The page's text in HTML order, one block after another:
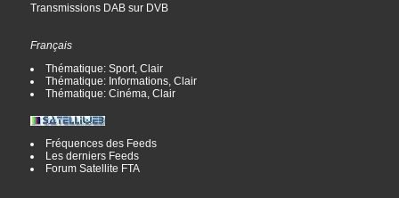
Transmissions DAB sur DVB
Français
Thématique: Sport, Clair
Thématique: Informations, Clair
Thématique: Cinéma, Clair
Fréquences des Feeds
Les derniers Feeds
Forum Satellite FTA